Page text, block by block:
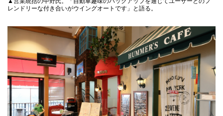
レンドリーな付き合いがウイングオートです」と語る。